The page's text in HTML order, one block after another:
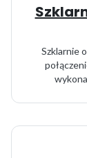
Szklarnie